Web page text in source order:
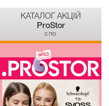
КАТАЛОГ АКЦІЙ
ProStor
c по